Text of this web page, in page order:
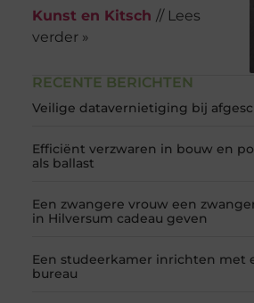
RECENTE BERICHTEN
Veilige datavernietiging bij
Efficiënt verzwaren in bouw en
als ballast
Een zwangere vrouw een
in Hilversum cadeau geven
Een studeerkamer inrichten met
bureau
Kunst en Kitsch // Lees
verder »